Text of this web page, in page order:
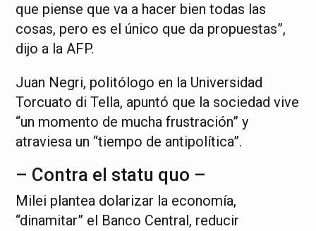
que piense que va a hacer bien todas las
cosas, pero es el único que da propuestas”,
dijo a la AFP.
Juan Negri, politólogo en la Universidad
Torcuato di Tella, apuntó que la sociedad vive
“un momento de mucha frustración” y
atraviesa un “tiempo de antipolítica”.
– Contra el statu quo –
Milei plantea dolarizar la economía,
“dinamitar” el Banco Central, reducir